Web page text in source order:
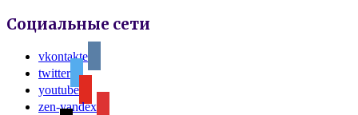
Социальные сети
vkontakte
twitter
youtube
zen-yandex